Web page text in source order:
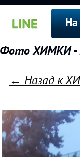
На
Фото ХИМКИ -
← Назад к